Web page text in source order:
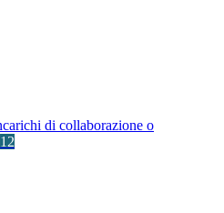
di collaborazione o
12